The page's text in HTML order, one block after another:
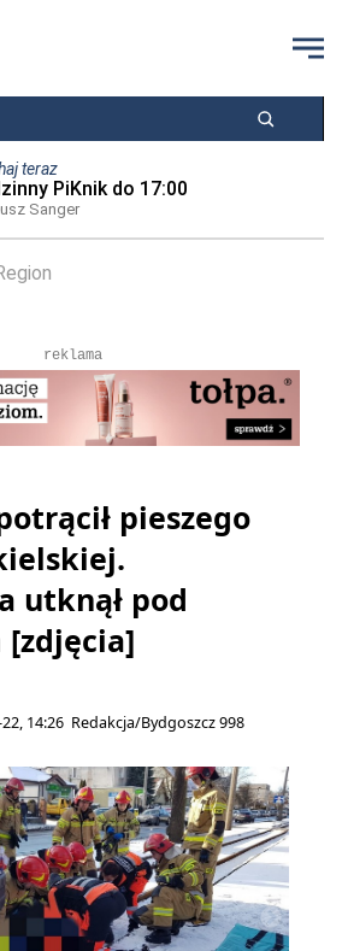
teraz
PiKnik do 17:00
Sanger
reklama
pieszego
utknął pod
[zdjęcia]
14:26 Redakcja/Bydgoszcz 998